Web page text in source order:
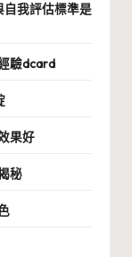
我評估標準是
驗dcard
果好
秘